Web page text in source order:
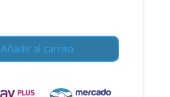
$790.000.$710.000.
Añadir al carrito